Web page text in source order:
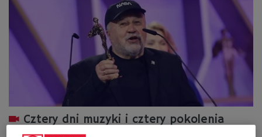
Cztery dni muzyki i cztery pokolenia